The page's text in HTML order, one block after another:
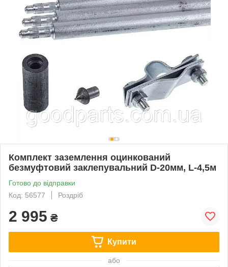
Комплект заземлення оцинкований
безмуфтовий заклепувальний D-20мм, L-4,5м
Готово до відправки
Код: 56577
Роздріб
2 995 ₴
Купити
або